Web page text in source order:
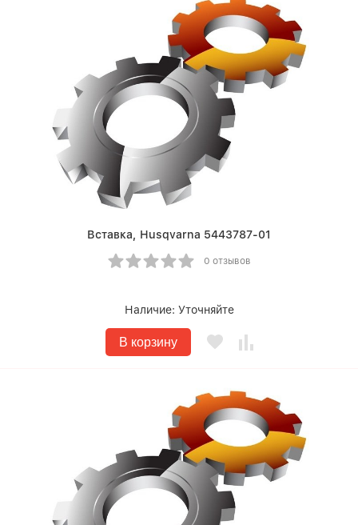
Вставка, Husqvarna 5443787-01
0 отзывов
Наличие: Уточняйте
В корзину